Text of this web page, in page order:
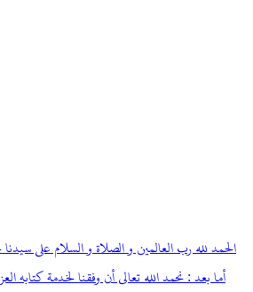
الحمد لله رب العالمين و الصلاة و السلام على
أما بعد : نحمد الله تعالى أن وفقنا لخدمة كتابه